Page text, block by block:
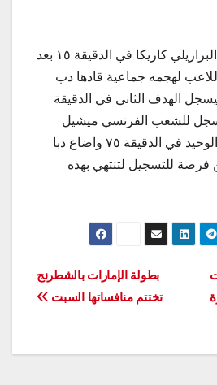
سجل هدفي النواخذة البرازيلي كاريكا في الدقيقة ١٥ بعد
لهجمه جماعية قادها دب
الهدف الثاني في الدقيقة
للشعب الفرنسي ميشيل
لارانت الهدف الاول والوحيد في الدقيقة ٧٥ واضاع دبا
فرصة للتسجيل لتنتهي بهذه
بطولة الإمارات بالشطرنج
تختتم منافساتها السبت